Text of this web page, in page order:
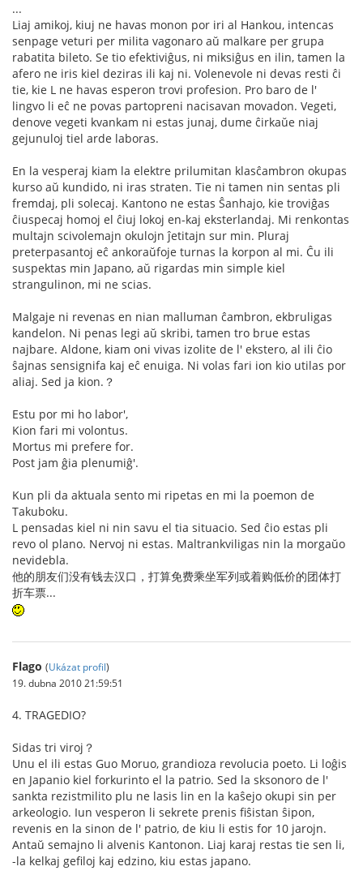
...
Liaj amikoj, kiuj ne havas monon por iri al Hankou, intencas
senpage veturi per milita vagonaro aŭ malkare per grupa
rabatita bileto. Se tio efektiviĝus, ni miksiĝus en ilin, tamen la
afero ne iris kiel deziras ili kaj ni. Volenevole ni devas resti ĉi
tie, kie L ne havas esperon trovi profesion. Pro baro de l'
lingvo li eĉ ne povas partopreni nacisavan movadon. Vegeti,
denove vegeti kvankam ni estas junaj, dume ĉirkaŭe niaj
gejunuloj tiel arde laboras.
En la vesperaj kiam la elektre prilumitan klasĉambron okupas
kurso aŭ kundido, ni iras straten. Tie ni tamen nin sentas pli
fremdaj, pli solecaj. Kantono ne estas Ŝanhajo, kie troviĝas
ĉiuspecaj homoj el ĉiuj lokoj en-kaj eksterlandaj. Mi renkontas
multajn scivolemajn okulojn ĵetitajn sur min. Pluraj
preterpasantoj eĉ ankoraŭfoje turnas la korpon al mi. Ĉu ili
suspektas min Japano, aŭ rigardas min simple kiel
strangulinon, mi ne scias.
Malgaje ni revenas en nian malluman ĉambron, ekbruligas
kandelon. Ni penas legi aŭ skribi, tamen tro brue estas
najbare. Aldone, kiam oni vivas izolite de l' ekstero, al ili ĉio
ŝajnas sensignifa kaj eĉ enuiga. Ni volas fari ion kio utilas por
aliaj. Sed ja kion.？
Estu por mi ho labor',
Kion fari mi volontus.
Mortus mi prefere for.
Post jam ĝia plenumiĝ'.
Kun pli da aktuala sento mi ripetas en mi la poemon de
Takuboku.
L pensadas kiel ni nin savu el tia situacio. Sed ĉio estas pli
revo ol plano. Nervoj ni estas. Maltrankviligas nin la morgaŭo
nevidebla.
他的朋友们没有钱去汉口，打算免费乘坐军列或着购低价的团体打
折车票...
Flago (Ukázat profil)
19. dubna 2010 21:59:51
4. TRAGEDIO?
Sidas tri viroj？
Unu el ili estas Guo Moruo, grandioza revolucia poeto. Li loĝis
en Japanio kiel forkurinto el la patrio. Sed la sksonoro de l'
sankta rezistmilito plu ne lasis lin en la kaŝejo okupi sin per
arkeologio. Iun vesperon li sekrete prenis fiŝistan ŝipon,
revenis en la sinon de l' patrio, de kiu li estis for 10 jarojn.
Antaŭ semajno li alvenis Kantonon. Liaj karaj restas tie sen li,
-la kelkaj gefiloj kaj edzino, kiu estas japano.